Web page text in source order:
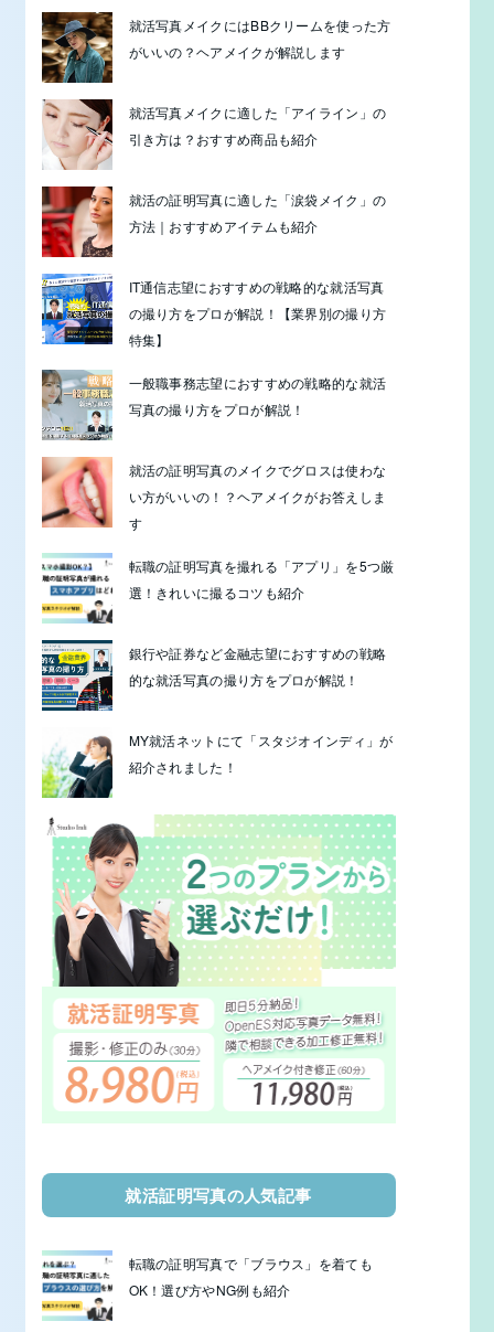
就活写真メイクにはBBクリームを使った方
がいいの？ヘアメイクが解説します
就活写真メイクに適した「アイライン」の
引き方は？おすすめ商品も紹介
就活の証明写真に適した「涙袋メイク」の
方法｜おすすめアイテムも紹介
IT通信志望におすすめの戦略的な就活写真
の撮り方をプロが解説！【業界別の撮り方
特集】
一般職事務志望におすすめの戦略的な就活
写真の撮り方をプロが解説！
就活の証明写真のメイクでグロスは使わな
い方がいいの！？ヘアメイクがお答えしま
す
転職の証明写真を撮れる「アプリ」を5つ厳
選！きれいに撮るコツも紹介
銀行や証券など金融志望におすすめの戦略
的な就活写真の撮り方をプロが解説！
MY就活ネットにて「スタジオインディ」が
紹介されました！
就活証明写真の人気記事
転職の証明写真で「ブラウス」を着ても
OK！選び方やNG例も紹介